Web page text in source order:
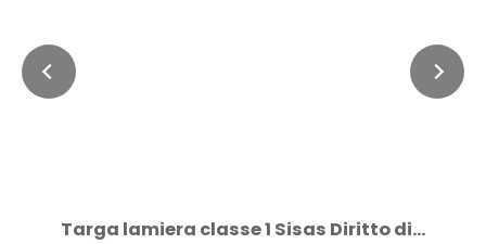
Targa lamiera classe 1 Sisas Diritto di...